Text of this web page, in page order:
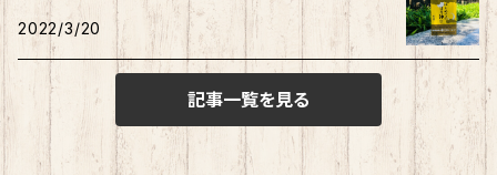
2022/3/20
記事一覧を見る